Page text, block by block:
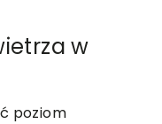
w
poziom